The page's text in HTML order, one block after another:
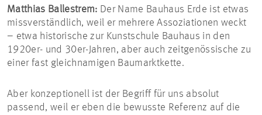
Matthias Ballestrem: Der Name Bauhaus Erde ist etwas
missverständlich, weil er mehrere Assoziationen weckt
– etwa historische zur Kunstschule Bauhaus in den
1920er- und 30er-Jahren, aber auch zeitgenössische zu
einer fast gleichnamigen Baumarktkette.
Aber konzeptionell ist der Begriff für uns absolut
passend, weil er eben die bewusste Referenz auf die